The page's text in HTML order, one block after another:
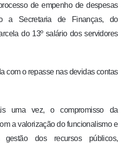
de empenho de despesas
a Secretaria de Finanças, do
do 13º salário dos servidores
com o repasse nas devidas contas
uma vez, o compromisso da
a valorização do funcionalismo e
dos recursos públicos,